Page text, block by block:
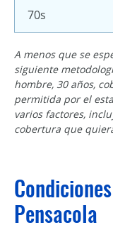
70s
A menos que se
siguiente
hombre, 30 años,
permitida por el
varios factores,
cobertura que
Pensacola